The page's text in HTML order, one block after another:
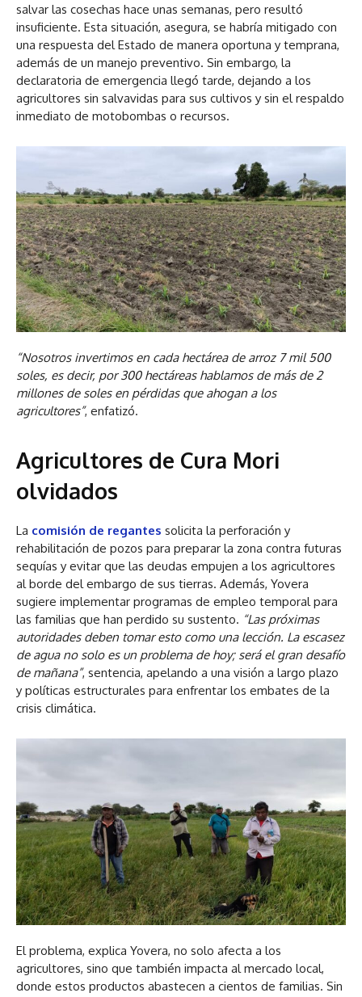
salvar las cosechas hace unas semanas, pero resultó
insuficiente. Esta situación, asegura, se habría mitigado con
una respuesta del Estado de manera oportuna y temprana,
además de un manejo preventivo. Sin embargo, la
declaratoria de emergencia llegó tarde, dejando a los
agricultores sin salvavidas para sus cultivos y sin el respaldo
inmediato de motobombas o recursos.
“Nosotros invertimos en cada hectárea de arroz 7 mil 500
soles, es decir, por 300 hectáreas hablamos de más de 2
millones de soles en pérdidas que ahogan a los
agricultores”, enfatizó.
Agricultores de Cura Mori
olvidados
La comisión de regantes solicita la perforación y
rehabilitación de pozos para preparar la zona contra futuras
sequías y evitar que las deudas empujen a los agricultores
al borde del embargo de sus tierras. Además, Yovera
sugiere implementar programas de empleo temporal para
las familias que han perdido su sustento. “Las próximas
autoridades deben tomar esto como una lección. La escasez
de agua no solo es un problema de hoy; será el gran desafío
de mañana”, sentencia, apelando a una visión a largo plazo
y políticas estructurales para enfrentar los embates de la
crisis climática.
El problema, explica Yovera, no solo afecta a los
agricultores, sino que también impacta al mercado local,
donde estos productos abastecen a cientos de familias. Sin